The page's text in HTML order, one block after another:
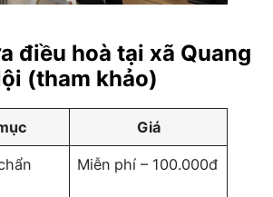
điều hoà tại xã Quang
(tham khảo)
Giá
Miễn phí – 100.000đ